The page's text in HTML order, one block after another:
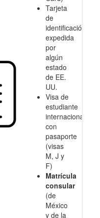
Tarjeta
de
identificación
expedida
por
algún
estado
de EE.
UU.
Visa de
estudiante
internacional
con
pasaporte
(visas
M, J y
F)
Matrícula
consular
(de
México
y de la